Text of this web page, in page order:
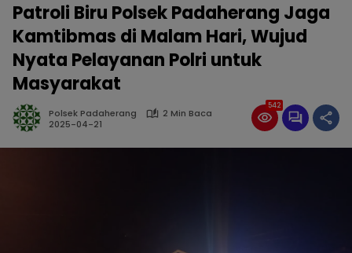
Patroli Biru Polsek Padaherang Jaga
Kamtibmas di Malam Hari, Wujud
Nyata Pelayanan Polri untuk
Masyarakat
Polsek Padaherang
2 Min Baca
2025-04-21
542